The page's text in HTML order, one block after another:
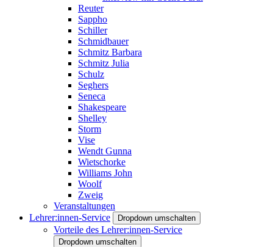
Reuter
Sappho
Schiller
Schmidbauer
Schmitz Barbara
Schmitz Julia
Schulz
Seghers
Seneca
Shakespeare
Shelley
Storm
Vise
Wendt Gunna
Wietschorke
Williams John
Woolf
Zweig
Veranstaltungen
Lehrer:innen-Service
Dropdown umschalten
Vorteile des Lehrer:innen-Service
Dropdown umschalten